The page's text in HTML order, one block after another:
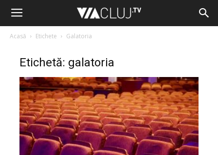
Acasă Etichete Galatoria
Etichetă: galatoria